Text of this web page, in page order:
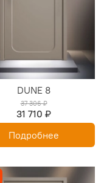
DUNE 8
37 306 ₽
31 710 ₽
Подробнее